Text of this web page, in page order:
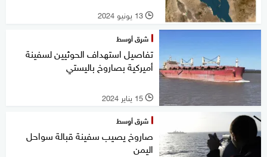
l 13 يونيو 2024
شرق أوسط
تفاصيل استهداف الحوثيين لسفينة
أميركية بصاروخ باليستي
l 15 يناير 2024
شرق أوسط
صاروخ يصيب سفينة قبالة سواحل
اليمن